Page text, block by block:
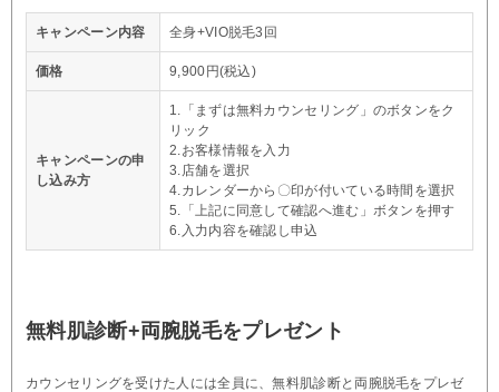
キャンペーン内容 全身+VIO脱毛3回
価格 9,900円(税込)
キャンペーンの申
し込み方
1.「まずは無料カウンセリング」のボタンをク
リック
2.お客様情報を入力
3.店舗を選択
4.カレンダーから〇印が付いている時間を選択
5.「上記に同意して確認へ進む」ボタンを押す
6.入力内容を確認し申込
無料肌診断+両腕脱毛をプレゼント
カウンセリングを受けた人には全員に、無料肌診断と両腕脱毛をプレゼ